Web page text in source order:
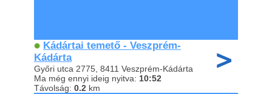
Kádártai temető - Veszprém-
Kádárta
Győri utca 2775, 8411 Veszprém-Kádárta
Ma még ennyi ideig nyitva: 10:52
Távolság: 0.2 km